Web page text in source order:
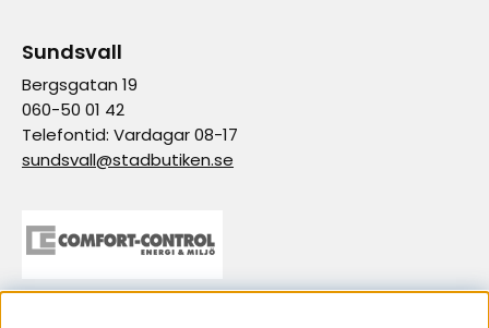
Sundsvall
Bergsgatan 19
060-50 01 42
Telefontid: Vardagar 08-17
sundsvall@stadbutiken.se